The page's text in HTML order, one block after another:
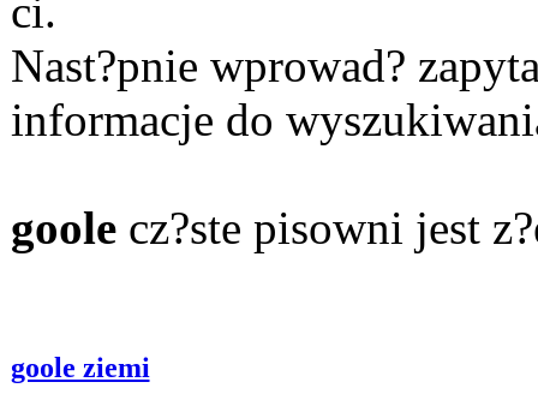
ci.
Nast?pnie wprowad?
informacje do
goolecz?ste pisowni jest
goole ziemi